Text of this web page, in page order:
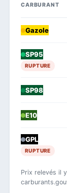
CARBURANT
Gazole
SP95
RUPTURE
SP98
E10
GPL
RUPTURE
Prix relevés il